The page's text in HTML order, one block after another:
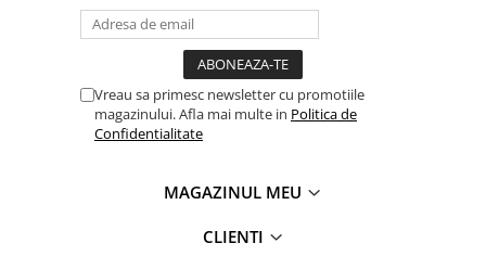
Vreau sa primesc newsletter cu promotiile
magazinului. Afla mai multe in Politica de
Confidentialitate
MAGAZINUL MEU
CLIENTI